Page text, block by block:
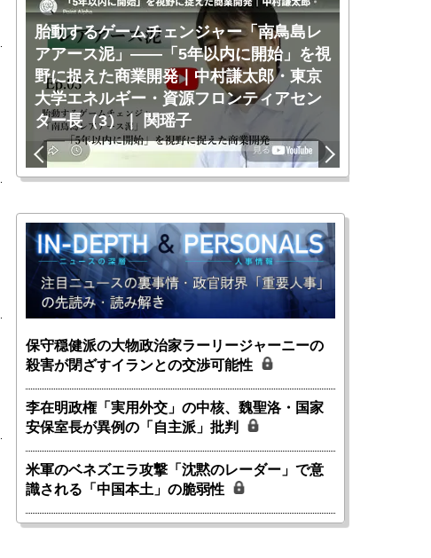
胎動するゲームチェンジャー「南鳥島レ
アアース泥」――「5年以内に開始」を視
野に捉えた商業開発｜中村謙太郎・東京
大学エネルギー・資源フロンティアセン
ター長（3）｜ 関瑶子
保守穏健派の大物政治家ラーリージャーニーの
殺害が閉ざすイランとの交渉可能性
李在明政権「実用外交」の中核、魏聖洛・国家
安保室長が異例の「自主派」批判
米軍のベネズエラ攻撃「沈黙のレーダー」で意
識される「中国本土」の脆弱性